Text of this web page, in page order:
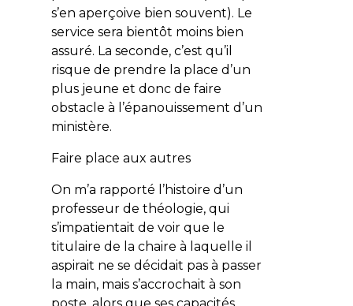
s’en aperçoive bien souvent). Le
service sera bientôt moins bien
assuré. La seconde, c’est qu’il
risque de prendre la place d’un
plus jeune et donc de faire
obstacle à l’épanouissement d’un
ministère.
Faire place aux autres
On m’a rapporté l’histoire d’un
professeur de théologie, qui
s’impatientait de voir que le
titulaire de la chaire à laquelle il
aspirait ne se décidait pas à passer
la main, mais s’accrochait à son